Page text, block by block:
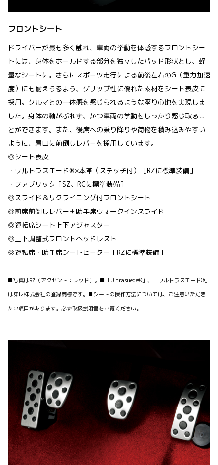
フロントシート
ドライバーが最も多く触れ、車両の挙動を体感するフロントシー
トには、身体をホールドする部分を独立したパッド形状とし、軽
量なシートに。さらにスポーツ走行による前後左右のG（重力加速
度）にも耐えうるよう、グリップ性に優れた素材をシート表皮に
採用。クルマとの一体感を感じられるような座り心地を実現しま
した。身体の軸がぶれず、かつ車両の挙動をしっかり感じ取るこ
とができます。また、後席への乗り降りや荷物を積み込みやすい
ように、肩口に前倒しレバーを採用しています。
◎シート表皮
・ウルトラスエード®×本革（ステッチ付）［RZに標準装備］
・ファブリック［SZ、RCに標準装備］
◎スライド＆リクライニング付フロントシート
◎前席前倒しレバー＋助手席ウォークインスライド
◎運転席シート上下アジャスター
◎上下調整式フロントヘッドレスト
◎運転席・助手席シートヒーター［RZに標準装備］
■写真はRZ（アクセント：レッド）。■「Ultrasuede®」、「ウルトラスエード®」
は東レ株式会社の登録商標です。■シートの操作方法については、ご注意いただき
たい項目があります。必ず取扱説明書をご覧ください。